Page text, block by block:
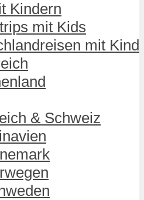
Kindern
mit Kids
mit Kind
& Schweiz